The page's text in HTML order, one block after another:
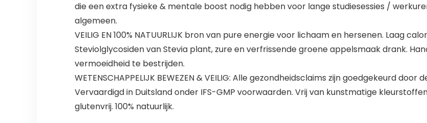
die een extra fysieke & mentale boost nodig hebben voor lange studiesessies /
algemeen.
VEILIG EN 100% NATUURLIJK bron van pure energie voor lichaam en hersenen. Laag
Steviolglycosiden van Stevia plant, zure en verfrissende groene appelsmaak drank.
vermoeidheid te bestrijden.
WETENSCHAPPELIJK BEWEZEN & VEILIG: Alle gezondheidsclaims zijn goedgekeurd
Vervaardigd in Duitsland onder IFS-GMP voorwaarden. Vrij van kunstmatige
glutenvrij. 100% natuurlijk.